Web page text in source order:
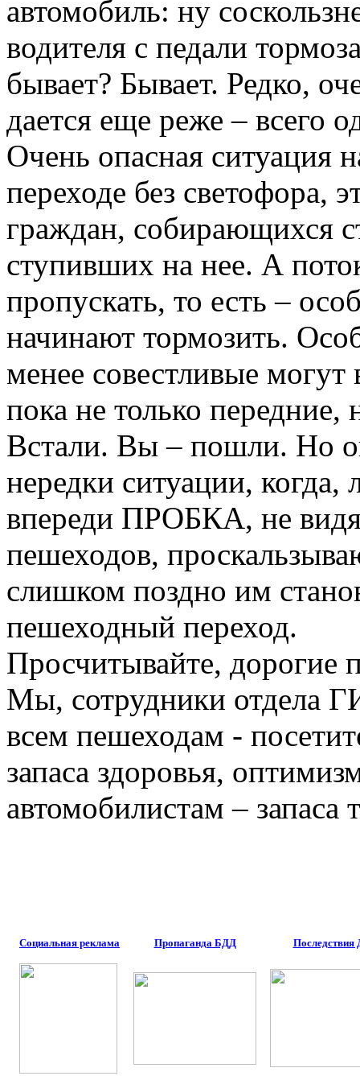
автомобиль: ну
водителя с педали
бывает? Бывает. Редко,
дается еще реже – всего
Очень опасная ситуация
переходе без светофора,
граждан, собирающихся
ступивших на нее. А
пропускать, то есть –
начинают тормозить.
менее совестливые
пока не только передние,
Встали. Вы – пошли. Но
нередки ситуации, когда,
впереди ПРОБКА, не
пешеходов,
слишком поздно им
пешеходный переход.
Просчитывайте, дорогие
Мы, сотрудники отдела
всем пешеходам -
запаса здоровья,
автомобилистам – запаса
Социальная реклама Пропаганда БДД